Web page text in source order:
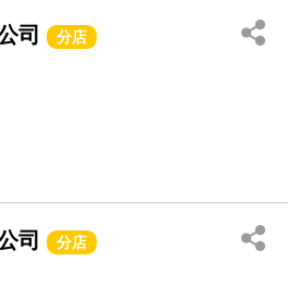
司 分店
司 分店